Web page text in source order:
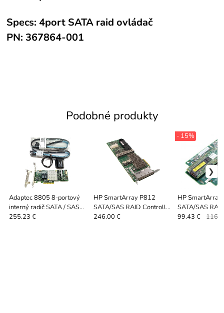
Specs: 4port SATA raid ovládač
PN: 367864-001
Podobné produkty
Adaptec 8805 8-portový
interný radič SATA / SAS
RAID 12G PCIe x8 3.0
255.23 €
HP SmartArray P812
SATA/SAS RAID Controller
+1GB FBWC
246.00 €
HP
SATA/SAS
+256MB
- 15%
99.43 €